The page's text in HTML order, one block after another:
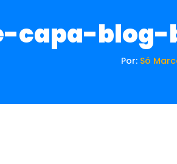
capa-blog-
Por: Só